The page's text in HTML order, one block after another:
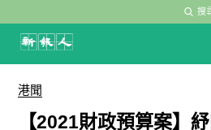
搜
港聞
【2021財政預算案】